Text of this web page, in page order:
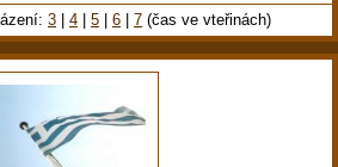
3 4 5 6 7 (čas ve vteřinách)